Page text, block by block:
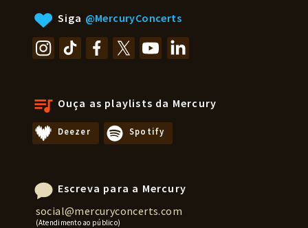
Siga @MercuryConcerts
Ouça as playlists da Mercury
Deezer Spotify
Escreva para a Mercury
social@mercuryconcerts.com
(Atendimento ao público)